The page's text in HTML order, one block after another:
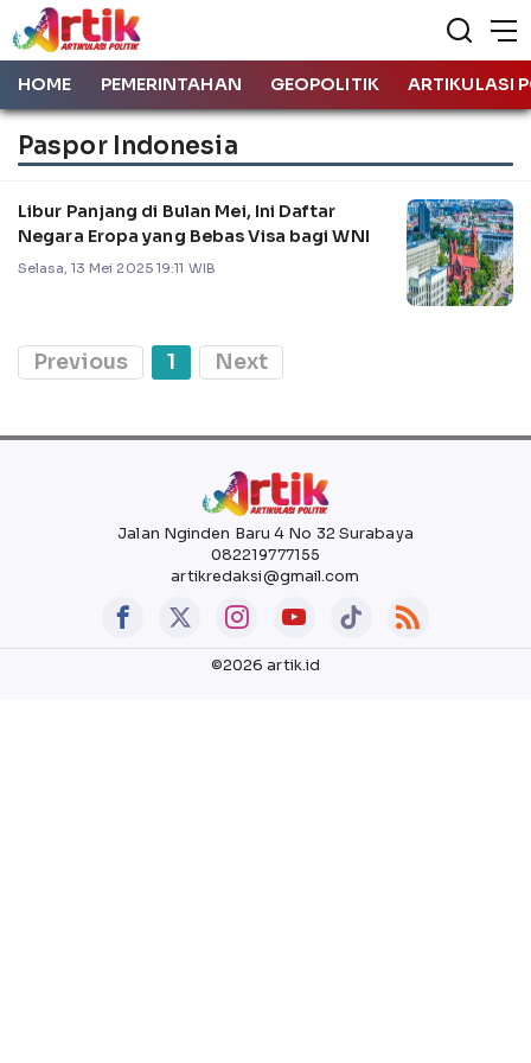
HOME PEMERINTAHAN GEOPOLITIK ARTIKULASI
Paspor Indonesia
Libur Panjang di Bulan Mei, Ini Daftar
Negara Eropa yang Bebas Visa bagi WNI
Selasa, 13 Mei 2025 19:11 WIB
Previous 1 Next
Jalan Nginden Baru 4 No 32 Surabaya
082219777155
artikredaksi@gmail.com
©2026 artik.id